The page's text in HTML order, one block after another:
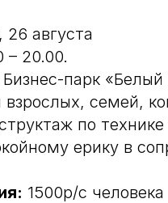
26 августа
– 20.00.
Бизнес-парк «Белый
взрослых, семей,
по
ерику в
1500р/с человека